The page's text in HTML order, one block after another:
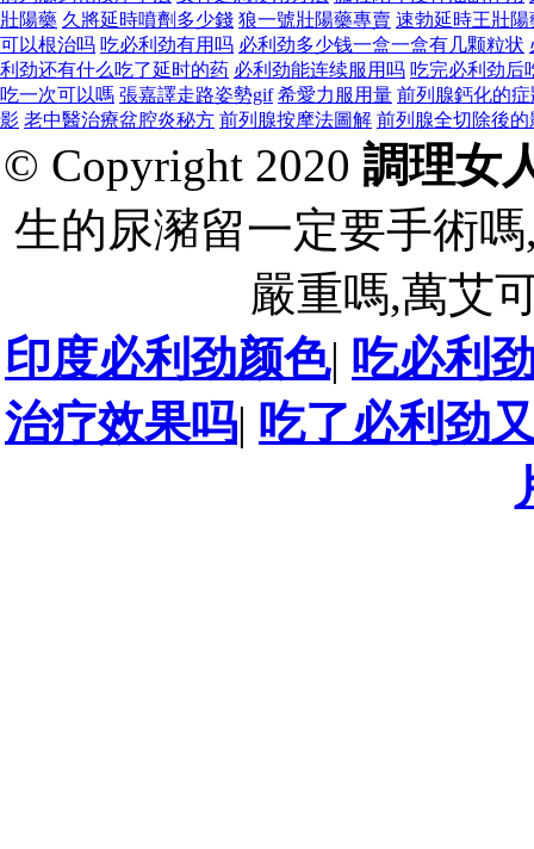
壯陽藥 久將延時噴劑多少錢 狼一號壯陽藥專賣 速勃延時王壯陽
可以根治吗 吃必利劲有用吗 必利劲多少钱一盒一盒有几颗粒状
利劲还有什么吃了延时的药 必利劲能连续服用吗 吃完必利劲后
吃一次可以嗎 張嘉譯走路姿勢gif 希愛力服用量 前列腺鈣化的
影 老中醫治療盆腔炎秘方 前列腺按摩法圖解 前列腺全切除後的
© Copyright 2020 調理女
生的尿瀦留一定要手術
嚴重嗎,萬艾
印度必利劲颜色| 吃必利
治疗效果吗| 吃了必利劲